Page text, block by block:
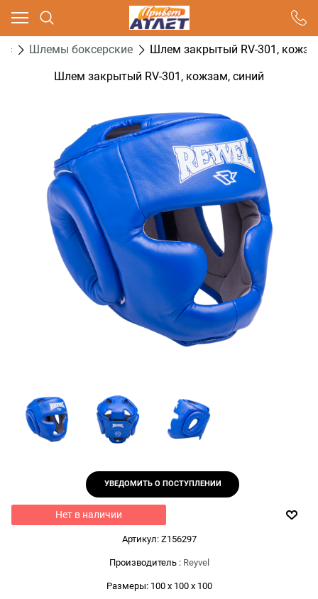
Шлемы боксерские
Шлем закрытый RV-301,
Шлем закрытый RV-301, кожзам, синий
УВЕДОМИТЬ О ПОСТУПЛЕНИИ
Нет в наличии
Артикул: Z156297
Производитель : Reyvel
Размеры: 100 x 100 x 100
Ваш город - Москва,
угадали?
ДА НЕТ